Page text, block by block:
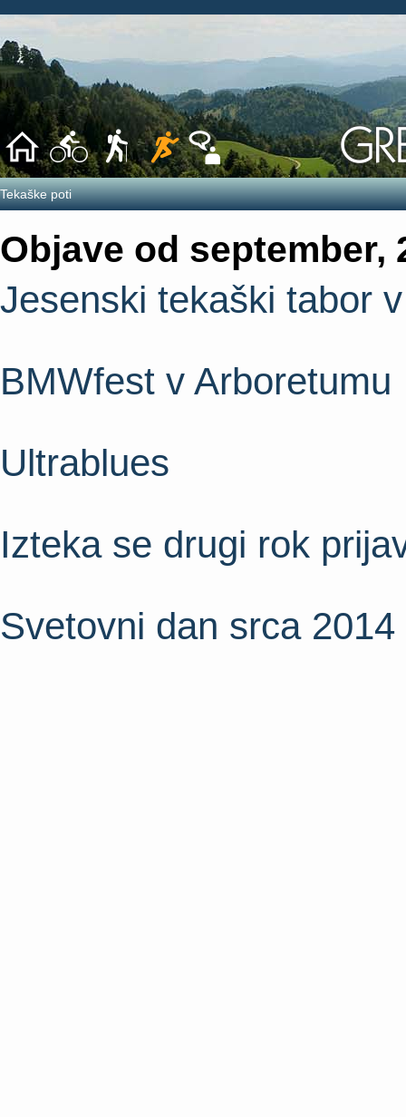
Tekaške poti
Objave od september,
Jesenski tekaški tabor
BMWfest v Arboretumu
Ultrablues
Izteka se drugi rok
Svetovni dan srca 2014